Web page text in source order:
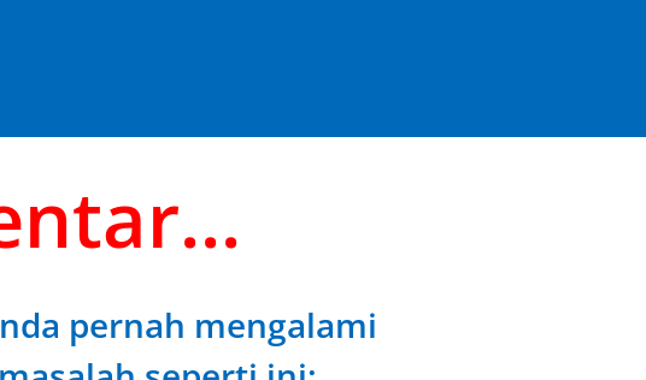
pernah mengalami